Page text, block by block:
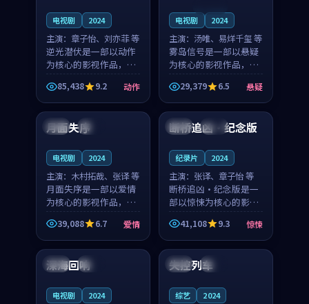
电视剧 2024
主演： 章子怡、刘亦菲 等
逆光潜伏是一部以动作
为核心的影视作品，围
绕危机、反转与人物成
长展开，整体节奏紧
凑，值得推荐观看。
85,438 9.2 动作
电视剧 2024
主演： 汤唯、易烊千玺 等
雾岛信号是一部以悬疑
为核心的影视作品，围
绕危机、反转与人物成
长展开，整体节奏紧
凑，值得推荐观看。
29,379 6.5 悬疑
中国 杜比
月面失序
电视剧 2024
主演： 木村拓哉、张译 等
月面失序是一部以爱情
为核心的影视作品，围
绕危机、反转与人物成
长展开，整体节奏紧
凑，值得推荐观看。
39,088 6.7 爱情
法国 完结
断桥追凶·纪念版
纪录片 2024
主演： 张译、章子怡 等
断桥追凶·纪念版是一
部以惊悚为核心的影视
作品，围绕危机、反转
与人物成长展开，整体
节奏紧凑，值得推荐观
看。
41,108 9.3 惊悚
中国 杜比
深海回响
电视剧 2024
中国 院线
失控列车
综艺 2024